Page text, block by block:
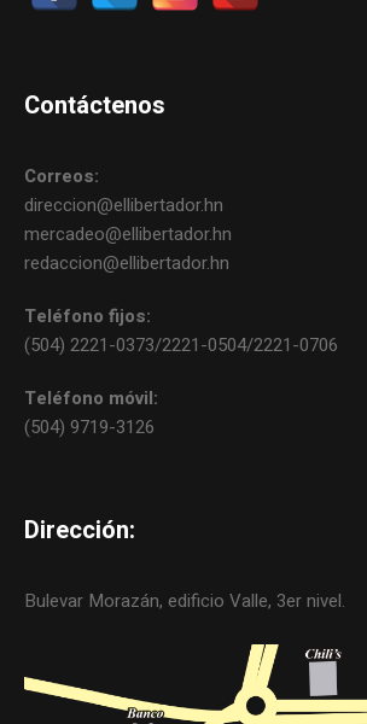
Contáctenos
Correos:
direccion@ellibertador.hn
mercadeo@ellibertador.hn
redaccion@ellibertador.hn
Teléfono fijos:
(504) 2221-0373/2221-0504/2221-0706
Teléfono móvil:
(504) 9719-3126
Dirección:
Bulevar Morazán, edificio Valle, 3er nivel.